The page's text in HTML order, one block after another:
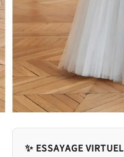
✨ ESSAYAGE VIRTUEL